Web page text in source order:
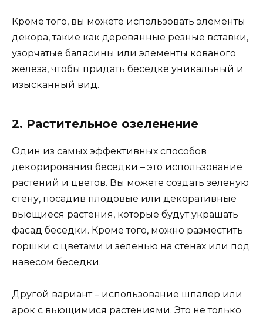
Кроме того, вы можете использовать элементы
декора, такие как деревянные резные вставки,
узорчатые балясины или элементы кованого
железа, чтобы придать беседке уникальный и
изысканный вид.
2. Растительное озеленение
Один из самых эффективных способов
декорирования беседки – это использование
растений и цветов. Вы можете создать зеленую
стену, посадив плодовые или декоративные
вьющиеся растения, которые будут украшать
фасад беседки. Кроме того, можно разместить
горшки с цветами и зеленью на стенах или под
навесом беседки.
Другой вариант – использование шпалер или
арок с вьющимися растениями. Это не только